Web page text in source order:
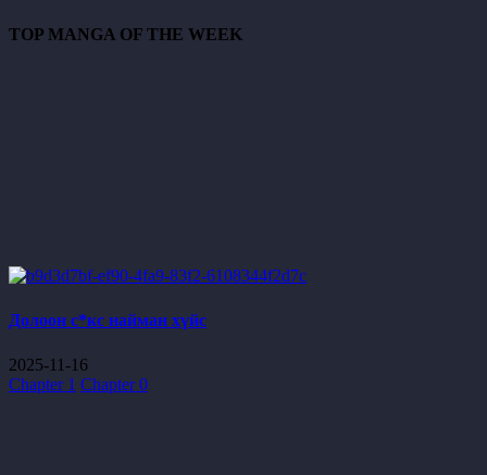
TOP MANGA OF THE WEEK
Долоон с*кс найман хүйс
2025-11-16
Chapter 1 Chapter 0